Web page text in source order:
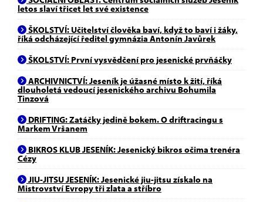
letos slaví třicet let své existence
ŠKOLSTVÍ: Učitelství člověka baví, když to baví i žáky,
říká odcházející ředitel gymnázia Antonín Javůrek
ŠKOLSTVÍ: První vysvědčení pro jesenické prvňáčky
ARCHIVNICTVÍ: Jeseník je úžasné místo k žití, říká
dlouholetá vedoucí jesenického archivu Bohumila
Tinzová
DRIFTING: Zatáčky jedině bokem. O driftracingu s
Markem Vršanem
BIKROS KLUB JESENÍK: Jesenický bikros očima trenéra
Cézy
JIU-JITSU JESENÍK: Jesenické jiu-jitsu získalo na
Mistrovství Evropy tři zlata a stříbro